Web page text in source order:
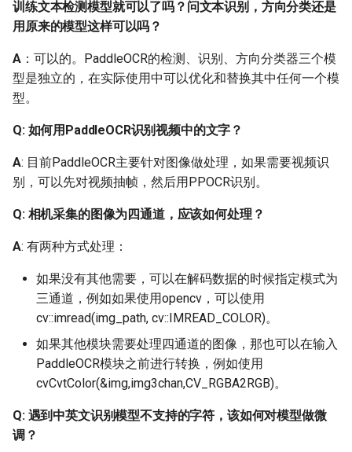
择合适的网络输入
shape？
Q：识别模型框出来的位
置太紧凑，会丢失边缘的
2.7 模型结构
Q：文本识别训练不加
GRU如何选择？
Q：对于CRNN模型，
backbone采用DenseNet
和ResNet_vd，哪种网络
结构更好？
Q: 如何根据不同的硬件平
台选用不同的backbone？
2.8 PP-OCR系统
训练文本检测模型就可以了吗？问文本识别，方向分类还是
用原来的模型这样可以吗？
A ：可以的。PaddleOCR的检测、识别、方向分类器三个模
型是独立的，在实际使用中可以优化和替换其中任何一个模
型。
Q: 如何用PaddleOCR识别视频中的文字？
A: 目前PaddleOCR主要针对图像做处理，如果需要视频识
别，可以先对视频抽帧，然后用PPOCR识别。
Q: 相机采集的图像为四通道，应该如何处理？
A: 有两种方式处理：
如果没有其他需要，可以在解码数据的时候指定模式为
三通道，例如如果使用opencv，可以使用
cv::imread(img_path, cv::IMREAD_COLOR)。
如果其他模块需要处理四通道的图像，那也可以在输入
PaddleOCR模块之前进行转换，例如使用
cvCvtColor(&img,img3chan,CV_RGBA2RGB)。
Q: 遇到中英文识别模型不支持的字符，该如何对模型做微
调？